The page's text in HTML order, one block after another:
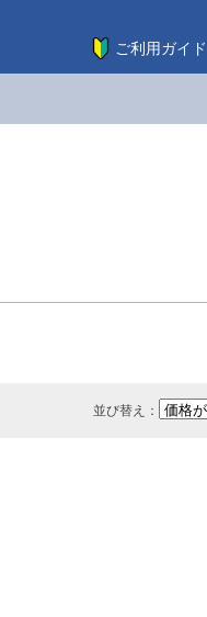
ご利用ガイド
並び替え：